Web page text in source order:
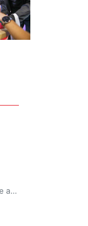
A Feira Bett Brasil 2024 acontece de 23 a 26 de abril, no Expo Center Norte, em São Paulo. Iniciativas e soluções inovadoras, como o programa Sesi Para Todos e a Faculdade Sesi de Educação, estão sendo apresentadas para todo o público